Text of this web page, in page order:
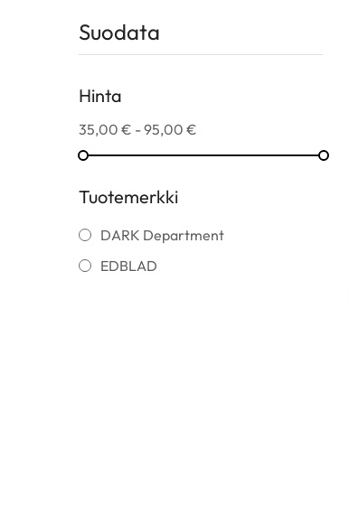
Suodata
Hinta
35,00 € - 95,00 €
Tuotemerkki
DARK Department
EDBLAD